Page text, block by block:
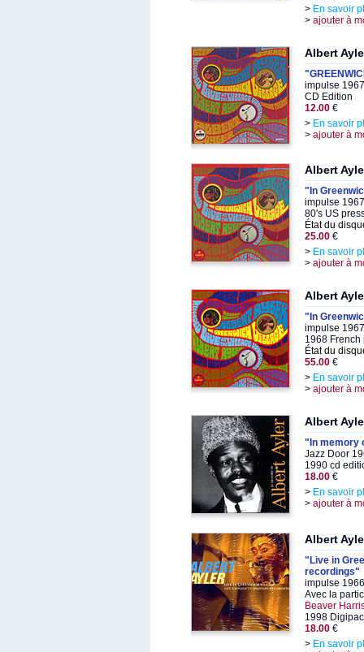
> En savoir
> ajouter à
Albert
impulse
CD Edition
12.00 €
> En savoir
> ajouter à
Albert
"In
impulse
80's US
État du
25.00 €
> En savoir
> ajouter à
Albert
"In
impulse
1968
État du
55.00 €
> En savoir
> ajouter à
Albert
"In memory
Jazz Door
1990 cd
18.00 €
> En savoir
> ajouter à
Albert
"Live in
recordings"
impulse
Avec la
Beaver
1998
18.00 €
> En savoir